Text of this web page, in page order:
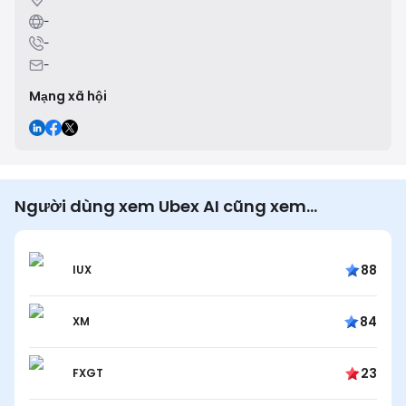
-
-
-
Mạng xã hội
Người dùng xem Ubex AI cũng xem…
IUX 88
XM 84
FXGT 23